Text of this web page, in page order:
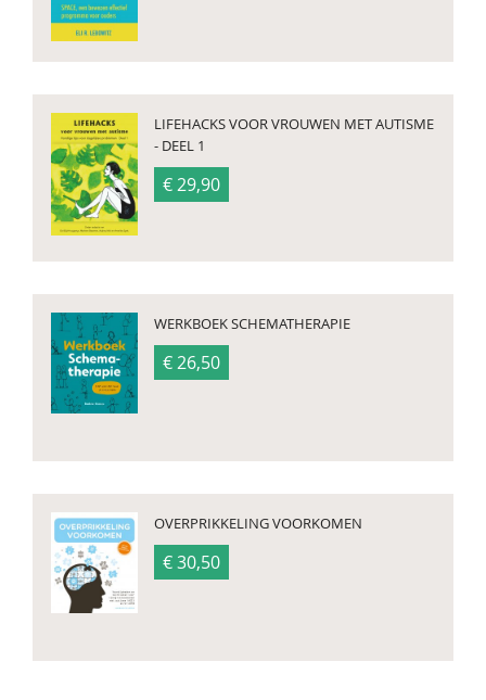
LIFEHACKS VOOR VROUWEN MET AUTISME
- DEEL 1
€ 29,90
WERKBOEK SCHEMATHERAPIE
€ 26,50
OVERPRIKKELING VOORKOMEN
€ 30,50